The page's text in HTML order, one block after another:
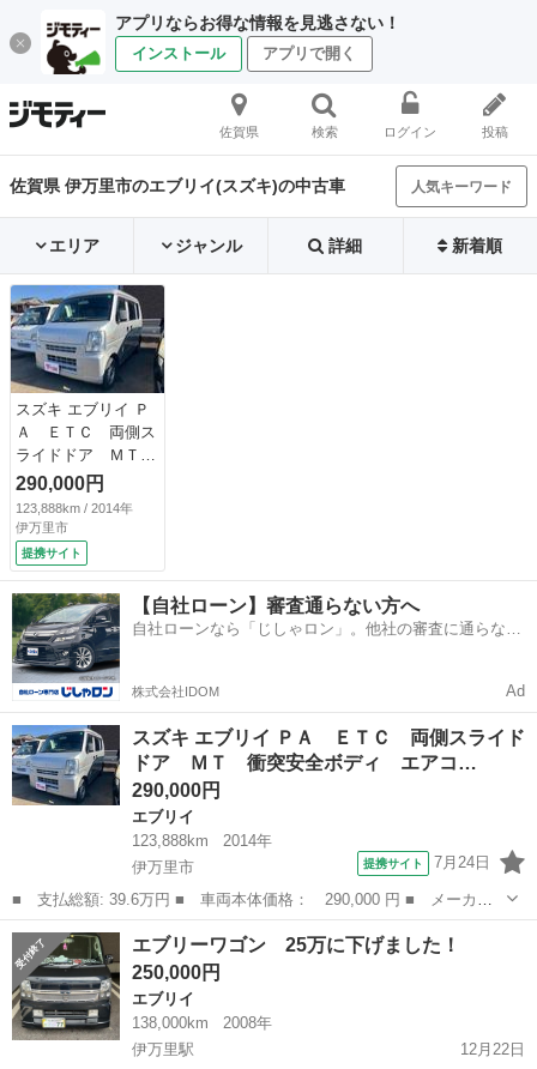
アプリならお得な情報を見逃さない！
インストール アプリで開く
佐賀県 検索 ログイン 投稿
佐賀県 伊万里市のエブリイ(スズキ)の中古車 人気キーワード
エリア ジャンル 詳細 新着順
スズキ エブリイ Ｐ
Ａ ＥＴＣ 両側ス
ライドドア ＭＴ
衝突安全ボディ エ
アコン パワーステ
アリング （検10.3）
290,000円
123,888km / 2014年
伊万里市
提携サイト
【自社ローン】審査通らない方へ
自社ローンなら「じしゃロン」。他社の審査に通らなか
株式会社IDOM Ad
スズキ エブリイ ＰＡ ＥＴＣ 両側スライド
ドア ＭＴ 衝突安全ボディ エアコ…
290,000円
エブリイ
123,888km
2014年
伊万里市
提携サイト 7月24日
■ 支払総額: 39.6万円 ■ 車両本体価格： 290,000 円 ■ メーカー
名： スズキ ■ 車種名： エブリイ ■ グレード名： ＰＡ ＥＴ
Ｃ 両側スライドドア ＭＴ 衝突安全ボディ エアコン パワース
テアリング ...
佐賀 伊万里市 エブリイ
エブリーワゴン 25万に下げました！
250,000円
エブリイ
138,000km
2008年
伊万里駅
12月22日